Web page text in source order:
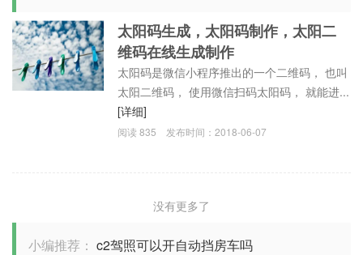
太阳码生成，太阳码制作，太阳二
维码在线生成制作
太阳码是微信小程序推出的一个二维码， 也叫
太阳二维码， 使用微信扫码太阳码， 就能进...
[详细]
阅读835 发布时间：2018-06-07
没有更多了
小编推荐： c2驾照可以开自动挡房车吗